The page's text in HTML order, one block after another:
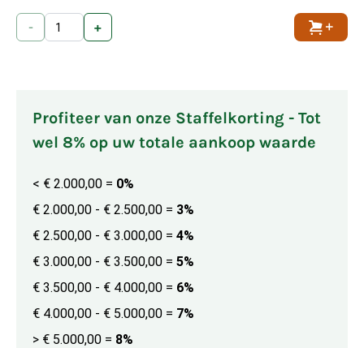
- +
Profiteer van onze Staffelkorting - Tot
wel 8% op uw totale aankoop waarde
< € 2.000,00 = 0%
€ 2.000,00 - € 2.500,00 = 3%
€ 2.500,00 - € 3.000,00 = 4%
€ 3.000,00 - € 3.500,00 = 5%
€ 3.500,00 - € 4.000,00 = 6%
€ 4.000,00 - € 5.000,00 = 7%
> € 5.000,00 = 8%